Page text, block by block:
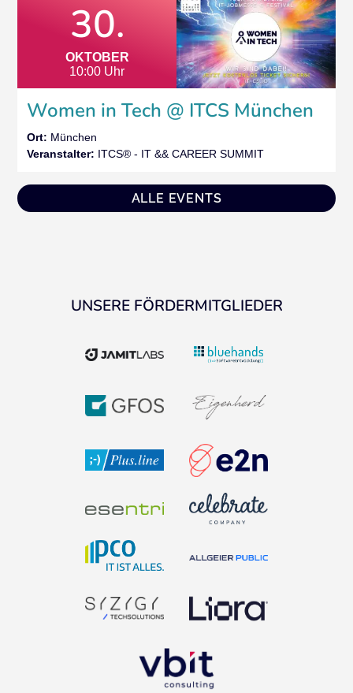
30.
OKTOBER
10:00 Uhr
Women in Tech @ ITCS München
Ort: München
Veranstalter: ITCS® - IT && CAREER SUMMIT
ALLE EVENTS
UNSERE FÖRDERMITGLIEDER